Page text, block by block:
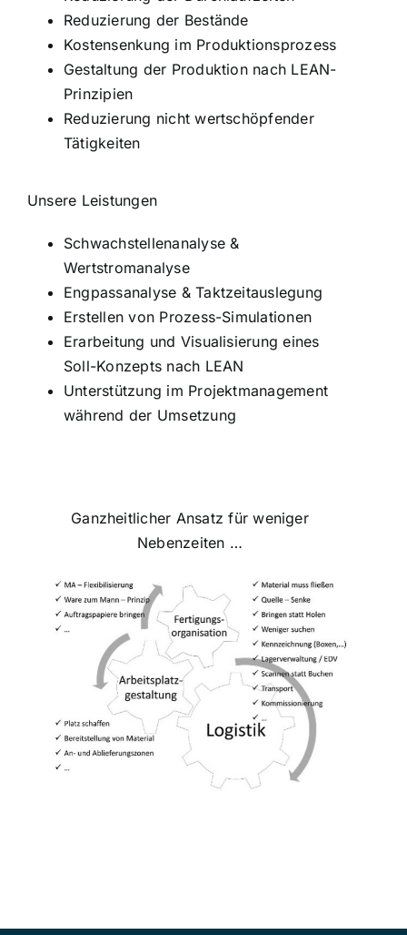
Reduzierung der Bestände
Kostensenkung im Produktionsprozess
Gestaltung der Produktion nach LEAN-
Prinzipien
Reduzierung nicht wertschöpfender
Tätigkeiten
Unsere Leistungen
Schwachstellenanalyse &
Wertstromanalyse
Engpassanalyse & Taktzeitauslegung
Erstellen von Prozess-Simulationen
Erarbeitung und Visualisierung eines
Soll-Konzepts nach LEAN
Unterstützung im Projektmanagement
während der Umsetzung
Ganzheitlicher Ansatz für weniger
Nebenzeiten …